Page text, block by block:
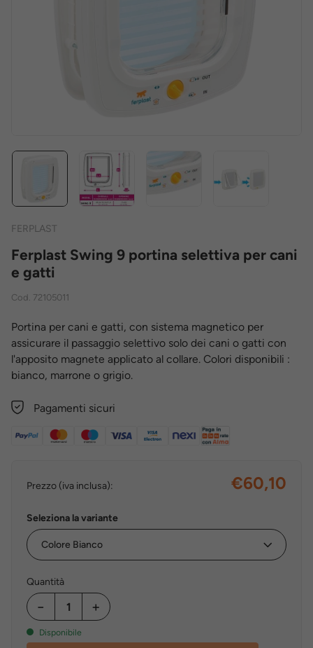
FERPLAST
Ferplast Swing 9 portina selettiva per cani
e gatti
Cod. 72105011
Portina per cani e gatti, con sistema magnetico per
assicurare il passaggio selettivo solo dei cani o gatti con
l'apposito magnete applicato al collare. Colori disponibili :
bianco, marrone o grigio.
Pagamenti sicuri
Prezzo (iva inclusa): €60,10
Seleziona la variante
Quantità
− +
Disponibile